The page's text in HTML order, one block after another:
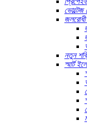
ভোল্টেজ
নতুন
স্মার্ট